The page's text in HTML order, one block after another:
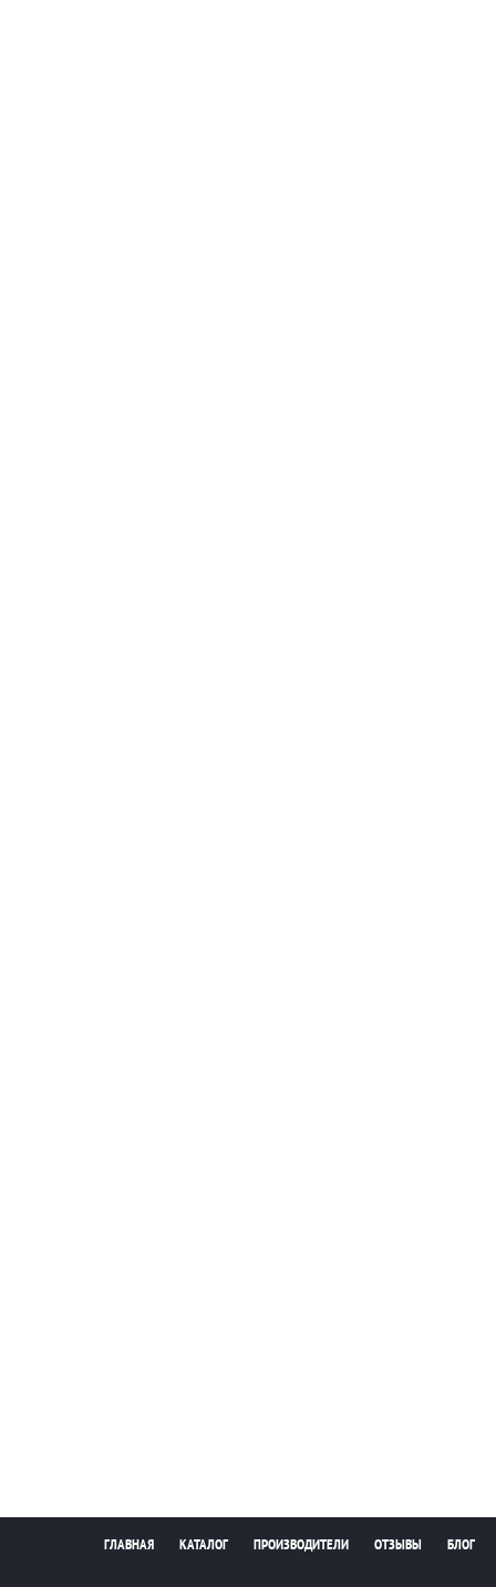
ГЛАВНАЯ КАТАЛОГ ПРОИЗВОДИТЕЛИ ОТЗЫВЫ БЛОГ